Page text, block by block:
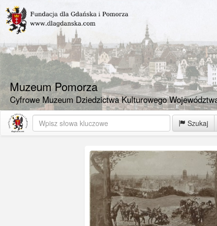
Muzeum Pomorza
Cyfrowe Muzeum Dziedzictwa Kulturowego
Szukaj